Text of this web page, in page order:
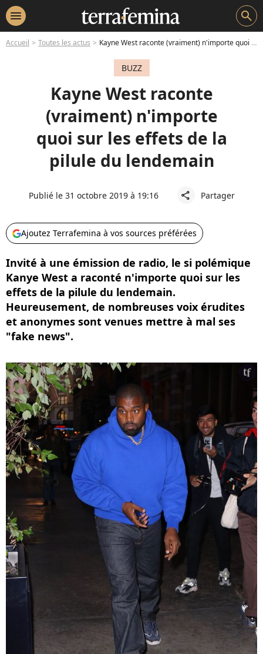
menu search
Accueil Toutes les actus Kayne West raconte (vraiment) n'importe quoi sur les effets de la pilule du lendemain
BUZZ
Kayne West raconte
(vraiment) n'importe
quoi sur les effets de la
pilule du lendemain
Publié le 31 octobre 2019 à 19:16 share Partager
Ajoutez Terrafemina à vos sources préférées
Invité à une émission de radio, le si polémique
Kanye West a raconté n'importe quoi sur les
effets de la pilule du lendemain.
Heureusement, de nombreuses voix érudites
et anonymes sont venues mettre à mal ses
"fake news".